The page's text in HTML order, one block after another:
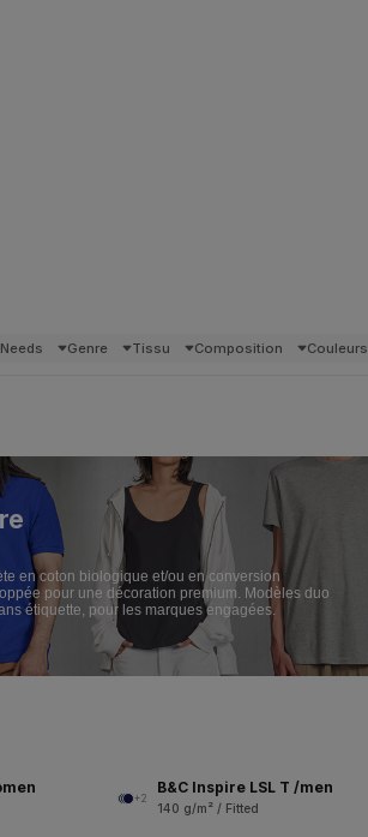
Needs Genre Tissu Composition Couleurs
en coton biologique et/ou en conversion
pour une décoration premium. Modèles duo
étiquette, pour les marques engagées.
+2
B&C Inspire LSL T /men
140 g/m² / Fitted